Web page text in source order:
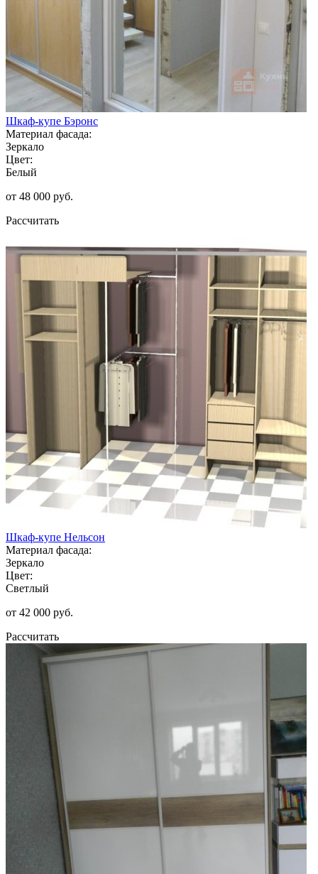
Шкаф-купе Бэронс
Материал фасада:
Зеркало
Цвет:
Белый
от 48 000 руб.
Рассчитать
Шкаф-купе Нельсон
Материал фасада:
Зеркало
Цвет:
Светлый
от 42 000 руб.
Рассчитать